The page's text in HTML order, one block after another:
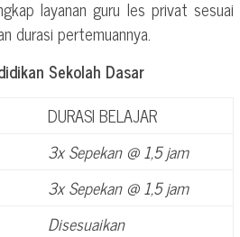
layanan guru les privat sesuai
durasi pertemuannya.
Sekolah Dasar
DURASI BELAJAR
3x Sepekan @ 1,5 jam
3x Sepekan @ 1,5 jam
Disesuaikan